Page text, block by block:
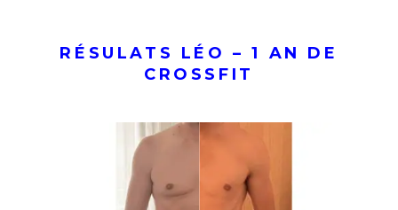
RÉSULATS LÉO – 1 AN DE
CROSSFIT